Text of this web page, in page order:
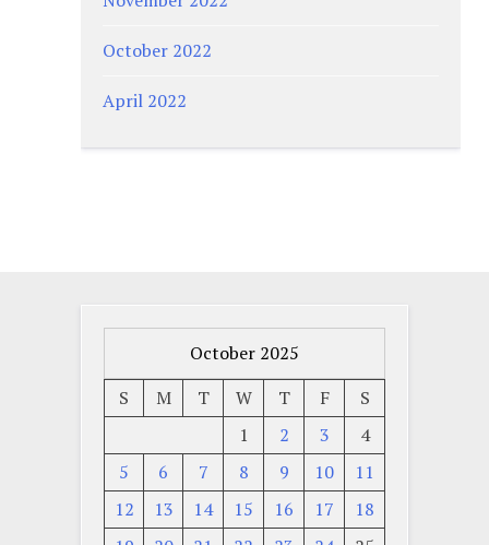
October 2022
April 2022
October 2025
S
M T W T F
S
1
2 3
4
5
6 7 8 9 10
11
12
13 14 15 16 17
18